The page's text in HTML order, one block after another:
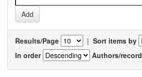
Results/Page | Sort items by
In order
Authors/record